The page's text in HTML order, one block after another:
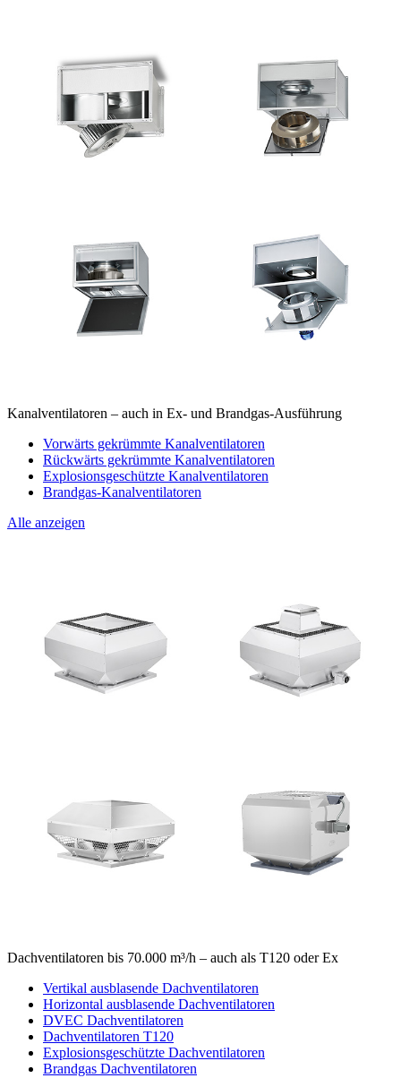
Kanalventilatoren – auch in Ex- und Brandgas-Ausführung
Vorwärts gekrümmte Kanalventilatoren
Rückwärts gekrümmte Kanalventilatoren
Explosionsgeschützte Kanalventilatoren
Brandgas-Kanalventilatoren
Alle anzeigen
Dachventilatoren bis 70.000 m³/h – auch als T120 oder Ex
Vertikal ausblasende Dachventilatoren
Horizontal ausblasende Dachventilatoren
DVEC Dachventilatoren
Dachventilatoren T120
Explosionsgeschützte Dachventilatoren
Brandgas Dachventilatoren